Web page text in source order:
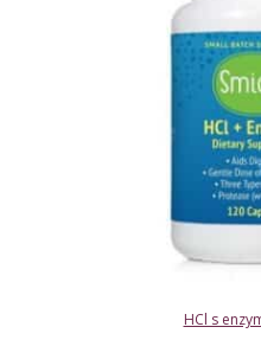
HCl s